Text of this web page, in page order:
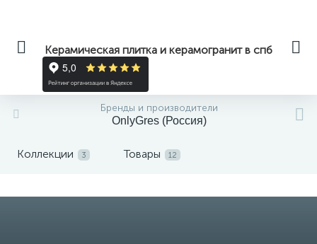
Керамическая плитка и керамогранит в спб
Бренды и производители
OnlyGres (Россия)
Коллекции 3 Товары 12